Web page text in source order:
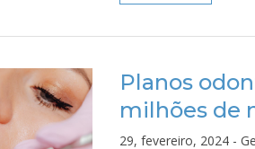
Planos
milhões de
29, fevereiro, 2024 -